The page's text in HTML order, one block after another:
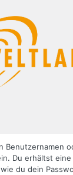
Benutzernamen
Du erhältst eine
du dein